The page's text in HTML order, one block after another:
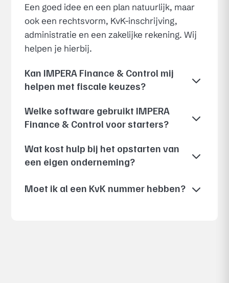
Een goed idee en een plan natuurlijk, maar
ook een rechtsvorm, KvK-inschrijving,
administratie en een zakelijke rekening. Wij
helpen je hierbij.
Kan IMPERA Finance & Control mij
helpen met fiscale keuzes?
3
Welke software gebruikt IMPERA
Finance & Control voor starters?
3
Wat kost hulp bij het opstarten van
een eigen onderneming?
3
Moet ik al een KvK nummer hebben? 3